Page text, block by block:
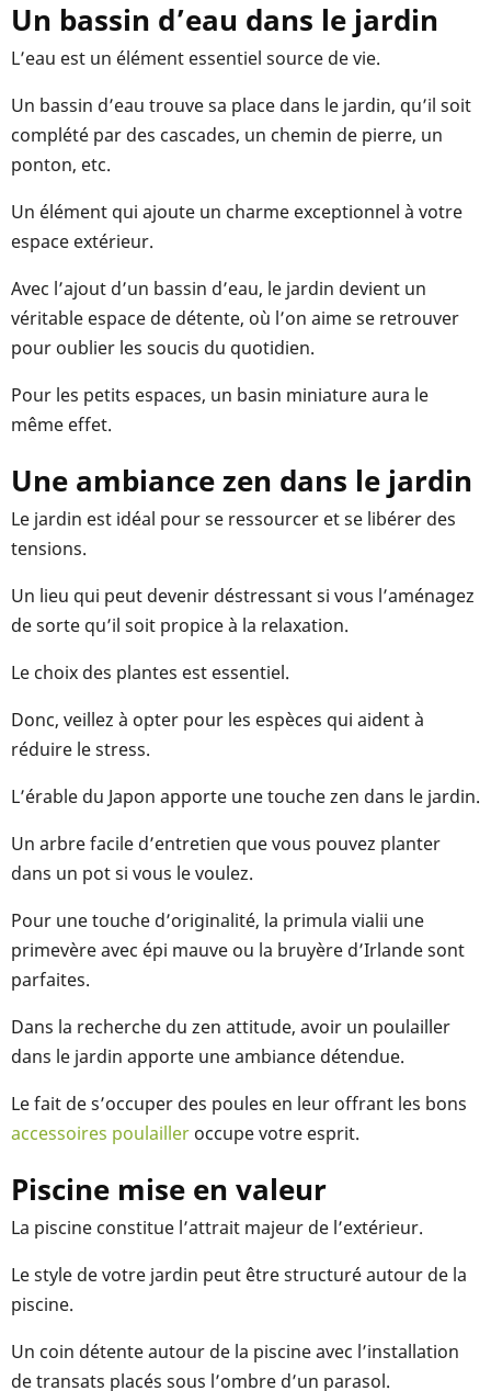
Un bassin d’eau dans le jardin
L’eau est un élément essentiel source de vie.
Un bassin d’eau trouve sa place dans le jardin, qu’il soit
complété par des cascades, un chemin de pierre, un
ponton, etc.
Un élément qui ajoute un charme exceptionnel à votre
espace extérieur.
Avec l’ajout d’un bassin d’eau, le jardin devient un
véritable espace de détente, où l’on aime se retrouver
pour oublier les soucis du quotidien.
Pour les petits espaces, un basin miniature aura le
même effet.
Une ambiance zen dans le jardin
Le jardin est idéal pour se ressourcer et se libérer des
tensions.
Un lieu qui peut devenir déstressant si vous l’aménagez
de sorte qu’il soit propice à la relaxation.
Le choix des plantes est essentiel.
Donc, veillez à opter pour les espèces qui aident à
réduire le stress.
L’érable du Japon apporte une touche zen dans le jardin.
Un arbre facile d’entretien que vous pouvez planter
dans un pot si vous le voulez.
Pour une touche d’originalité, la primula vialii une
primevère avec épi mauve ou la bruyère d’Irlande sont
parfaites.
Dans la recherche du zen attitude, avoir un poulailler
dans le jardin apporte une ambiance détendue.
Le fait de s’occuper des poules en leur offrant les bons
accessoires poulailler occupe votre esprit.
Piscine mise en valeur
La piscine constitue l’attrait majeur de l’extérieur.
Le style de votre jardin peut être structuré autour de la
piscine.
Un coin détente autour de la piscine avec l’installation
de transats placés sous l’ombre d’un parasol.